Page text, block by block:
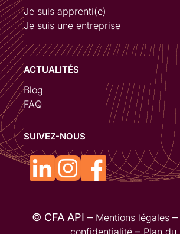
Je suis apprenti(e)
Je suis une entreprise
ACTUALITÉS
Blog
FAQ
SUIVEZ-NOUS
© CFA API – Mentions légales –
confidentialité– Plan du